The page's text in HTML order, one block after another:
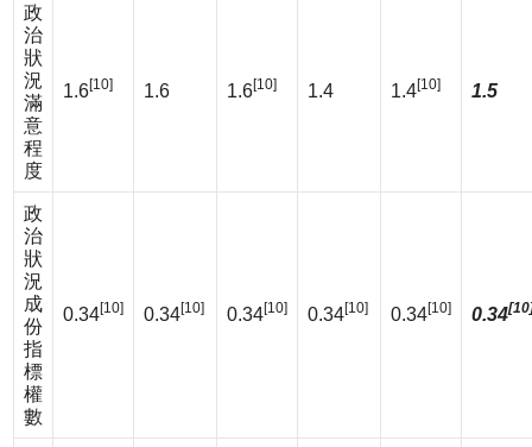
政
治
狀
況
滿
意
程
度
1.6[10] 1.6 1.6[10] 1.4 1.4[10] 1.5
政
治
狀
況
成
份
指
標
權
數
0.34[10] 0.34[10] 0.34[10] 0.34[10] 0.34[10] 0.34